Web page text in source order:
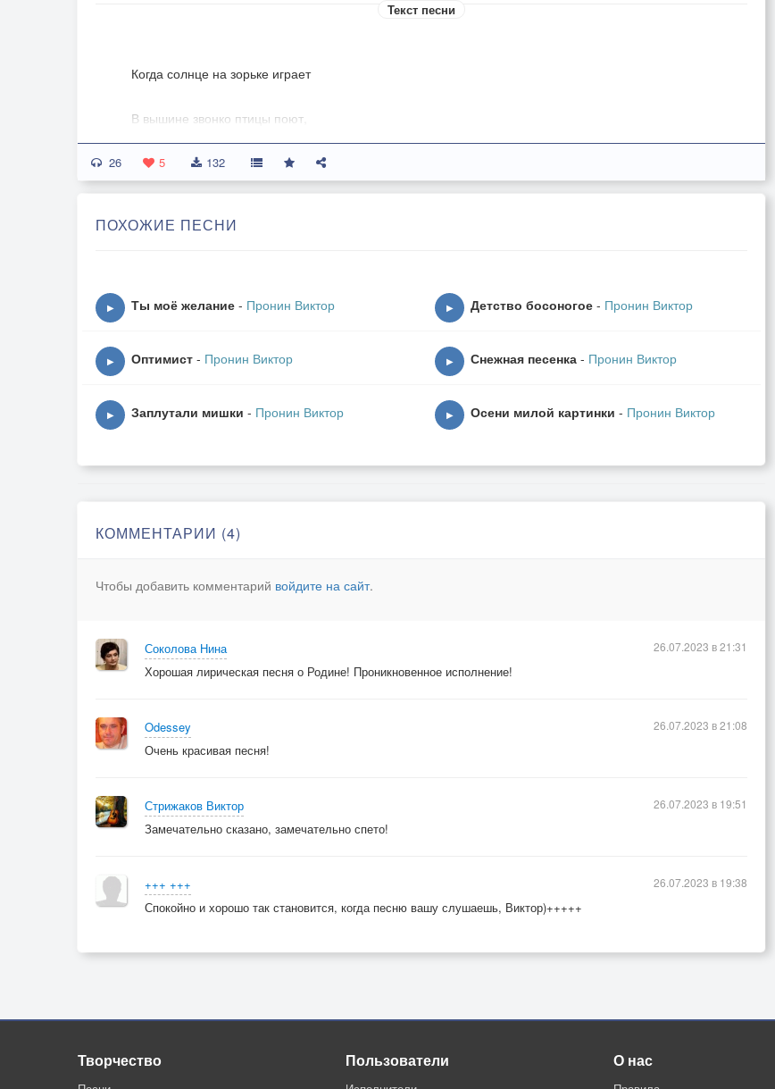
Текст песни
Когда солнце на зорьке играет
В вышине звонко птицы поют,
Сердце сладостно так замирает
2р
Это всё о России моей.
А в сибирской таёжной глуши
Сердце радует ширь поднебесья,
Припев: Тот же
26 5 132
ПОХОЖИЕ ПЕСНИ
▶ Ты моё желание - Пронин Виктор ▶ Детство босоногое - Пронин Виктор
▶ Оптимист - Пронин Виктор ▶ Снежная песенка - Пронин Виктор
▶ Заплутали мишки - Пронин Виктор ▶ Осени милой картинки - Пронин Виктор
КОММЕНТАРИИ (4)
Чтобы добавить комментарий войдите на сайт.
Соколова Нина
Хорошая лирическая песня о Родине! Проникновенное исполнение!
26.07.2023 в 21:31
Odessey
Очень красивая песня!
26.07.2023 в 21:08
Стрижаков Виктор
Замечательно сказано, замечательно спето!
26.07.2023 в 19:51
+++ +++
Спокойно и хорошо так становится, когда песню вашу слушаешь, Виктор)+++++
26.07.2023 в 19:38
Творчество Пользователи О нас